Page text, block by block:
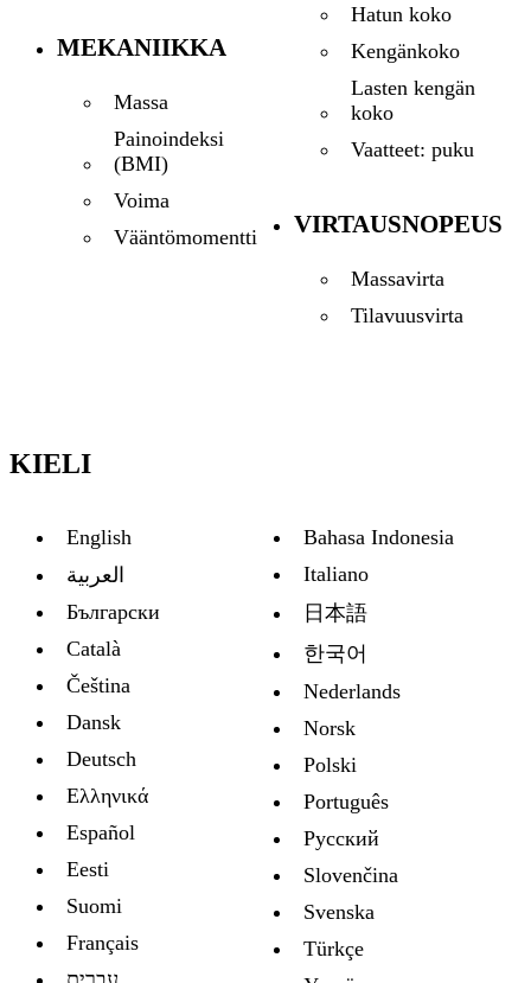
MEKANIIKKA
Massa
Painoindeksi
(BMI)
Voima
Vääntömomentti
Hatun koko
Kengänkoko
Lasten kengän
koko
Vaatteet: puku
VIRTAUSNOPEUS
Massavirta
Tilavuusvirta
KIELI
English
العربية
Български
Català
Čeština
Dansk
Deutsch
Ελληνικά
Español
Eesti
Suomi
Français
Bahasa Indonesia
Italiano
日本語
한국어
Nederlands
Norsk
Polski
Português
Русский
Slovenčina
Svenska
Türkçe